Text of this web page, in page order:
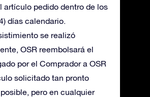
artículo pedido dentro de los
días calendario.
se realizó
OSR reembolsará el
por el Comprador a OSR
solicitado tan pronto
pero en cualquier